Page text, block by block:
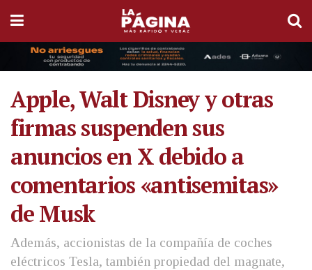
Apple, Walt Disney y otras
firmas suspenden sus
anuncios en X debido a
comentarios «antisemitas»
de Musk
Además, accionistas de la compañía de coches
eléctricos Tesla, también propiedad del magnate,